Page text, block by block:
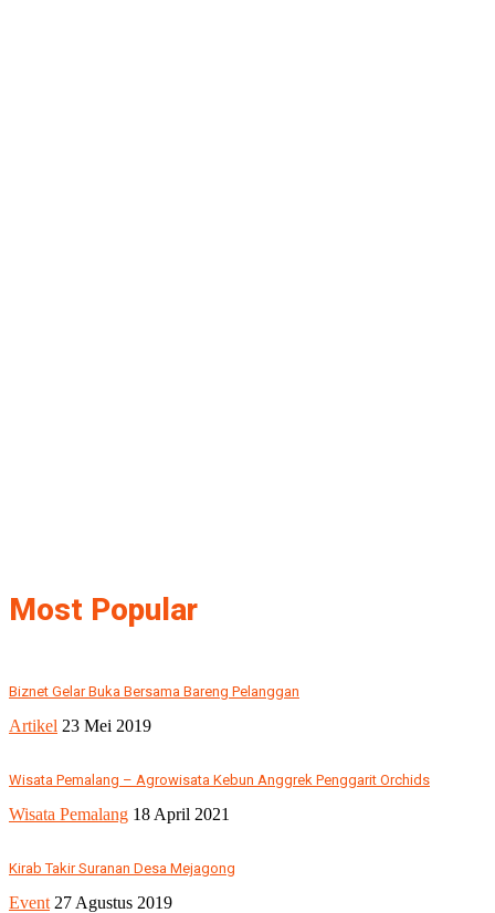
Most Popular
Biznet Gelar Buka Bersama Bareng Pelanggan
Artikel 23 Mei 2019
Wisata Pemalang – Agrowisata Kebun Anggrek Penggarit Orchids
Wisata Pemalang 18 April 2021
Kirab Takir Suranan Desa Mejagong
Event 27 Agustus 2019